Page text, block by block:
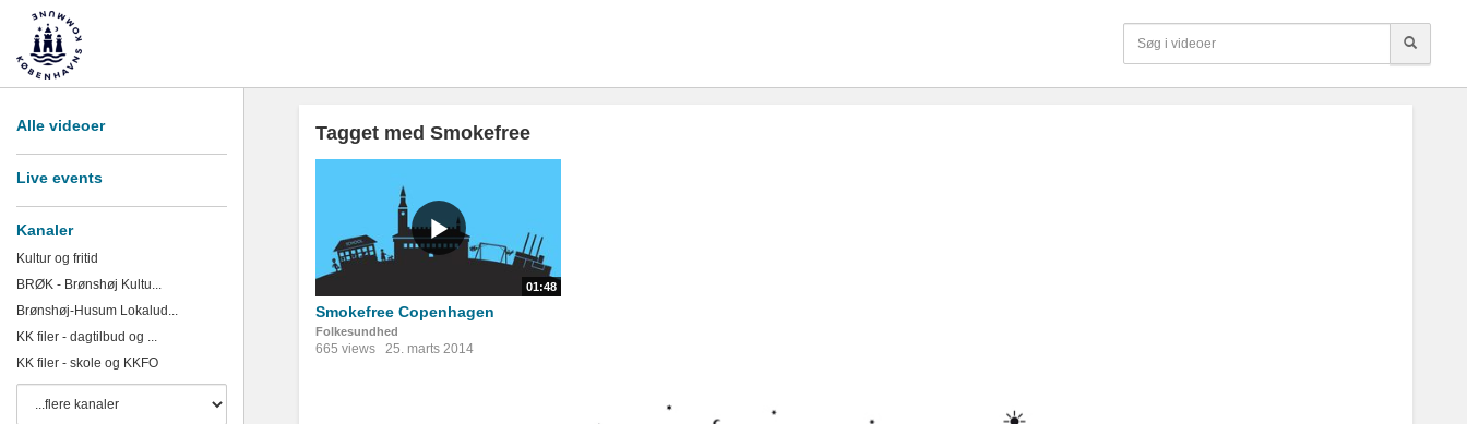
Alle videoer
Live events
Kanaler
Kultur og fritid
BRØK - Brønshøj Kultu...
Brønshøj-Husum Lokalud...
KK filer - dagtilbud og ...
KK filer - skole og KKFO
Tagget med Smokefree
01:48
Smokefree Copenhagen
Folkesundhed
665 views 25. marts 2014